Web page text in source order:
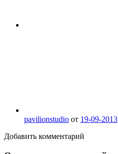
pavilionstudio от 19-09-2013
Добавить комментарий